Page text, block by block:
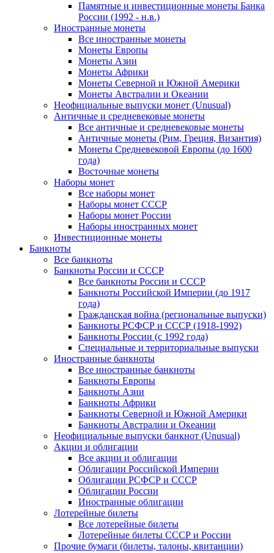
Памятные и инвестиционные монеты Банка
России (1992 - н.в.)
Иностранные монеты
Все иностранные монеты
Монеты Европы
Монеты Азии
Монеты Африки
Монеты Северной и Южной Америки
Монеты Австралии и Океании
Неофициальные выпуски монет (Unusual)
Античные и средневековые монеты
Все античные и средневековые монеты
Античные монеты (Рим, Греция, Византия)
Монеты Средневековой Европы (до 1600
года)
Восточные монеты
Наборы монет
Все наборы монет
Наборы монет СССР
Наборы монет России
Наборы иностранных монет
Инвестиционные монеты
Банкноты
Все банкноты
Банкноты России и СССР
Все банкноты России и СССР
Банкноты Российской Империи (до 1917
года)
Гражданская война (региональные выпуски)
Банкноты РСФСР и СССР (1918-1992)
Банкноты России (с 1992 года)
Специальные и территориальные выпуски
Иностранные банкноты
Все иностранные банкноты
Банкноты Европы
Банкноты Азии
Банкноты Африки
Банкноты Северной и Южной Америки
Банкноты Австралии и Океании
Неофициальные выпуски банкнот (Unusual)
Акции и облигации
Все акции и облигации
Облигации Российской Империи
Облигации РСФСР и СССР
Облигации России
Иностранные облигации
Лотерейные билеты
Все лотерейные билеты
Лотерейные билеты СССР и России
Прочие бумаги (билеты, талоны, квитанции)